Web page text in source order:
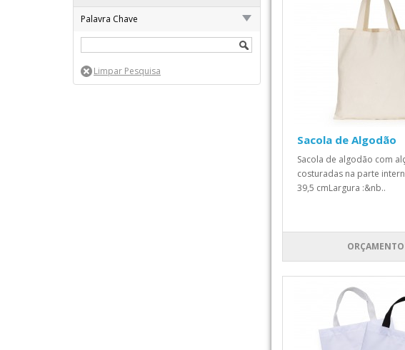
Palavra Chave
Sacola de Algodão
Sacola de algodão com
costuradas na parte
39,5 cmLargura :&nb..
ORÇAMENTO